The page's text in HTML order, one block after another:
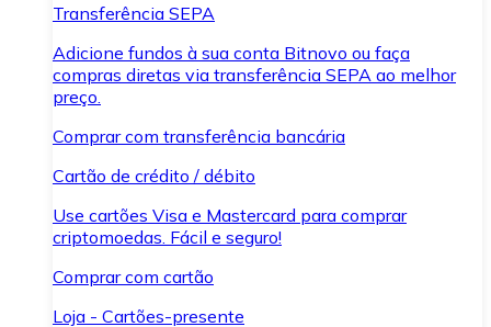
Transferência SEPA
Adicione fundos à sua conta Bitnovo ou faça
compras diretas via transferência SEPA ao melhor
preço.
Comprar com transferência bancária
Cartão de crédito / débito
Use cartões Visa e Mastercard para comprar
criptomoedas. Fácil e seguro!
Comprar com cartão
Loja - Cartões-presente